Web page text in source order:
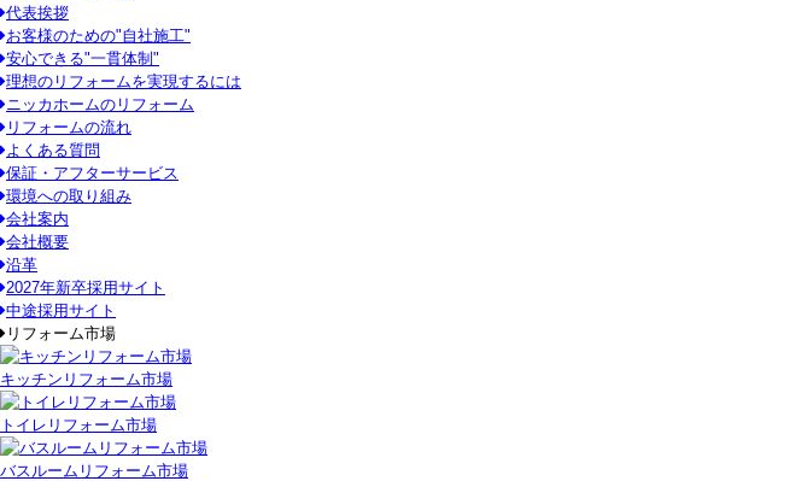
代表挨拶
お客様のための"自社施工"
安心できる"一貫体制"
理想のリフォームを実現するには
ニッカホームのリフォーム
リフォームの流れ
よくある質問
保証・アフターサービス
環境への取り組み
会社案内
会社概要
沿革
2027年新卒採用サイト
中途採用サイト
リフォーム市場
キッチンリフォーム市場
トイレリフォーム市場
バスルームリフォーム市場